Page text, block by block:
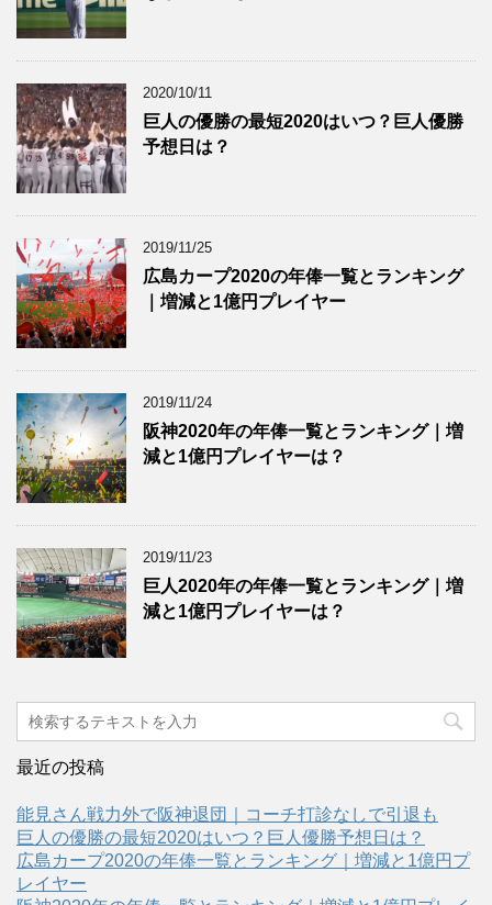
2020/10/11
巨人の優勝の最短2020はいつ？巨人優勝
予想日は？
2019/11/25
広島カープ2020の年俸一覧とランキング
｜増減と1億円プレイヤー
2019/11/24
阪神2020年の年俸一覧とランキング｜増
減と1億円プレイヤーは？
2019/11/23
巨人2020年の年俸一覧とランキング｜増
減と1億円プレイヤーは？
最近の投稿
能見さん戦力外で阪神退団｜コーチ打診なしで引退も
巨人の優勝の最短2020はいつ？巨人優勝予想日は？
広島カープ2020の年俸一覧とランキング｜増減と1億円プ
レイヤー